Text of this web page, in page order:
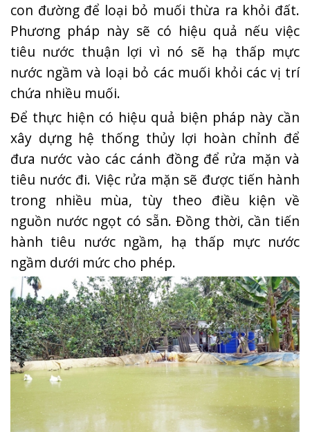
con đường để loại bỏ muối thừa ra khỏi đất.
Phương pháp này sẽ có hiệu quả nếu việc
tiêu nước thuận lợi vì nó sẽ hạ thấp mực
nước ngầm và loại bỏ các muối khỏi các vị trí
chứa nhiều muối.
Để thực hiện có hiệu quả biện pháp này cần
xây dựng hệ thống thủy lợi hoàn chỉnh để
đưa nước vào các cánh đồng để rửa mặn và
tiêu nước đi. Việc rửa mặn sẽ được tiến hành
trong nhiều mùa, tùy theo điều kiện về
nguồn nước ngọt có sẵn. Đồng thời, cần tiến
hành tiêu nước ngầm, hạ thấp mực nước
ngầm dưới mức cho phép.